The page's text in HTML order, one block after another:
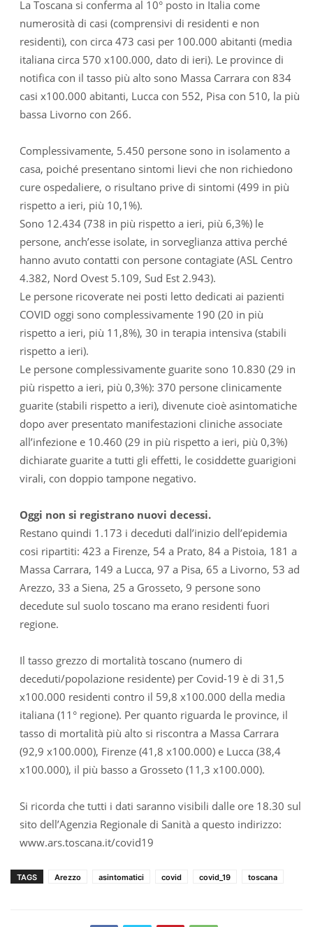
La Toscana si conferma al 10° posto in Italia come
numerosità di casi (comprensivi di residenti e non
residenti), con circa 473 casi per 100.000 abitanti (media
italiana circa 570 x100.000, dato di ieri). Le province di
notifica con il tasso più alto sono Massa Carrara con 834
casi x100.000 abitanti, Lucca con 552, Pisa con 510, la più
bassa Livorno con 266.
Complessivamente, 5.450 persone sono in isolamento a
casa, poiché presentano sintomi lievi che non richiedono
cure ospedaliere, o risultano prive di sintomi (499 in più
rispetto a ieri, più 10,1%).
Sono 12.434 (738 in più rispetto a ieri, più 6,3%) le
persone, anch’esse isolate, in sorveglianza attiva perché
hanno avuto contatti con persone contagiate (ASL Centro
4.382, Nord Ovest 5.109, Sud Est 2.943).
Le persone ricoverate nei posti letto dedicati ai pazienti
COVID oggi sono complessivamente 190 (20 in più
rispetto a ieri, più 11,8%), 30 in terapia intensiva (stabili
rispetto a ieri).
Le persone complessivamente guarite sono 10.830 (29 in
più rispetto a ieri, più 0,3%): 370 persone clinicamente
guarite (stabili rispetto a ieri), divenute cioè asintomatiche
dopo aver presentato manifestazioni cliniche associate
all’infezione e 10.460 (29 in più rispetto a ieri, più 0,3%)
dichiarate guarite a tutti gli effetti, le cosiddette guarigioni
virali, con doppio tampone negativo.
Oggi non si registrano nuovi decessi.
Restano quindi 1.173 i deceduti dall’inizio dell’epidemia
cosi ripartiti: 423 a Firenze, 54 a Prato, 84 a Pistoia, 181 a
Massa Carrara, 149 a Lucca, 97 a Pisa, 65 a Livorno, 53 ad
Arezzo, 33 a Siena, 25 a Grosseto, 9 persone sono
decedute sul suolo toscano ma erano residenti fuori
regione.
Il tasso grezzo di mortalità toscano (numero di
deceduti/popolazione residente) per Covid-19 è di 31,5
x100.000 residenti contro il 59,8 x100.000 della media
italiana (11° regione). Per quanto riguarda le province, il
tasso di mortalità più alto si riscontra a Massa Carrara
(92,9 x100.000), Firenze (41,8 x100.000) e Lucca (38,4
x100.000), il più basso a Grosseto (11,3 x100.000).
Si ricorda che tutti i dati saranno visibili dalle ore 18.30 sul
sito dell’Agenzia Regionale di Sanità a questo indirizzo:
www.ars.toscana.it/covid19
TAGS Arezzo asintomatici covid covid_19 toscana